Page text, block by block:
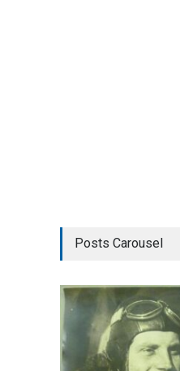
Posts Carousel